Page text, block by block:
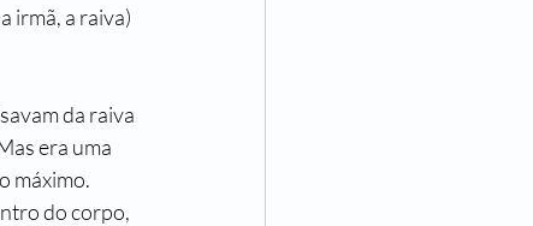
irmã, a raiva)
da raiva
era uma
máximo.
do corpo,